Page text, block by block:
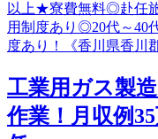
工業用ガス製
作業！月収例